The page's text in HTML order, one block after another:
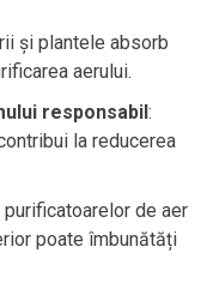
și plantele absorb
aerului.
responsabil:
la reducerea
purificatoarelor de aer
poate îmbunătăți